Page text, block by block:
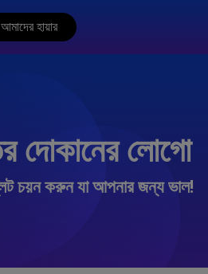
আমাদের হায়ার
দোকানের লোগো
চয়ন করুন যা আপনার জন্য ভাল!